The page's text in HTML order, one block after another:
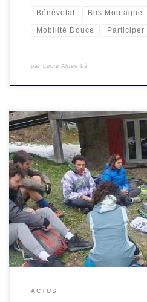
Bénévolat Bus Montagne
Mobilité Douce Participer
par Lucie Alpes Là
RDV était donné à la gare de
bus afin de rejoindre le nord du
une correspondance à Lans en
ACTUS